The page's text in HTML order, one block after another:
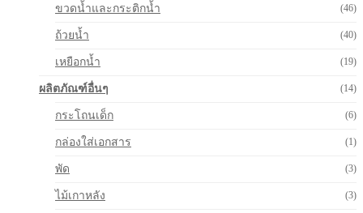
ขวดน้ำและกระติกน้ำ (46)
ถ้วยน้ำ (40)
เหยือกน้ำ (19)
ผลิตภัณฑ์อื่นๆ (14)
กระโถนเด็ก (6)
กล่องใส่เอกสาร (1)
พัด (3)
ไม้เกาหลัง (3)